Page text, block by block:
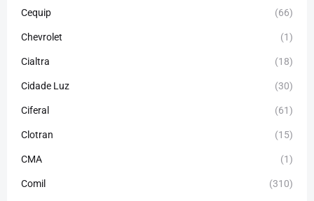
Cequip (66)
Chevrolet (1)
Cialtra (18)
Cidade Luz (30)
Ciferal (61)
Clotran (15)
CMA (1)
Comil (310)